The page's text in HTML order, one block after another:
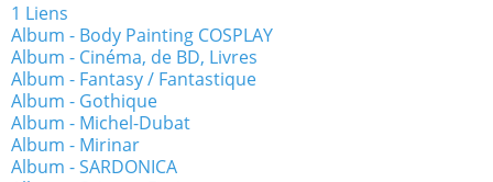
1 Liens
Album - Body Painting COSPLAY
Album - Cinéma, de BD, Livres
Album - Fantasy / Fantastique
Album - Gothique
Album - Michel-Dubat
Album - Mirinar
Album - SARDONICA